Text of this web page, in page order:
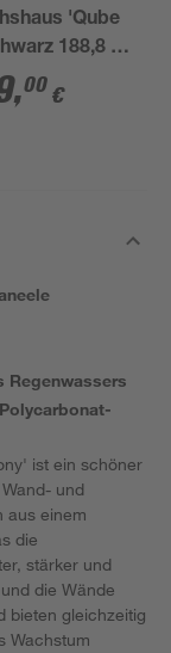
'Qube
188,8 x
mit 3 mm
,00 €
Regenwassers
ist ein schöner
und
aus einem
die
stärker und
die Wände
bieten gleichzeitig
Wachstum